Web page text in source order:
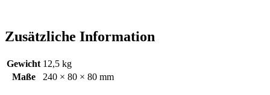
Zusätzliche Information
Gewicht 12,5 kg
Maße
240 × 80 × 80 mm